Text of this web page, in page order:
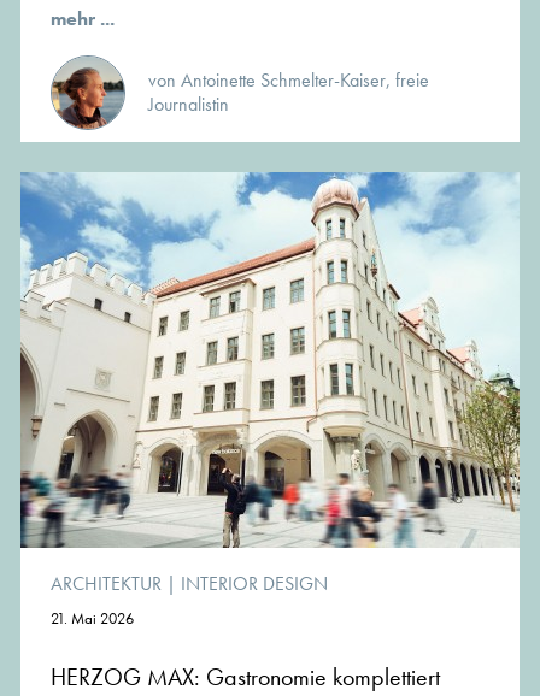
mehr ...
von Antoinette Schmelter-Kaiser, freie
Journalistin
ARCHITEKTUR | INTERIOR DESIGN
21. Mai 2026
HERZOG MAX: Gastronomie komplettiert